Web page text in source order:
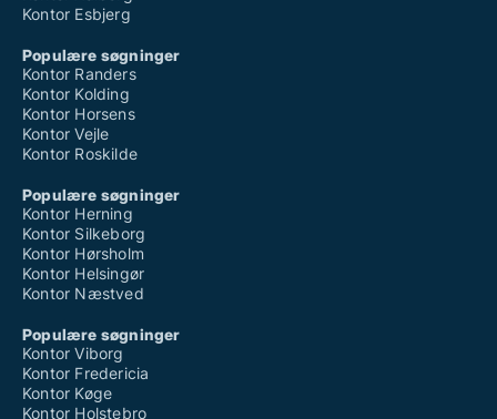
Kontor Esbjerg
Populære søgninger
Kontor Randers
Kontor Kolding
Kontor Horsens
Kontor Vejle
Kontor Roskilde
Populære søgninger
Kontor Herning
Kontor Silkeborg
Kontor Hørsholm
Kontor Helsingør
Kontor Næstved
Populære søgninger
Kontor Viborg
Kontor Fredericia
Kontor Køge
Kontor Holstebro